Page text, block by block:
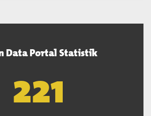
Data Portal Statistik
222